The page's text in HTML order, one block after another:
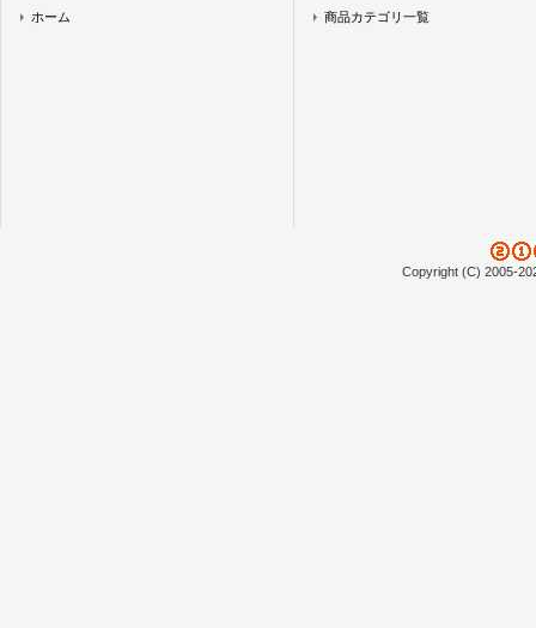
ホーム 商品カテゴリ一覧
Copyright (C) 2005-